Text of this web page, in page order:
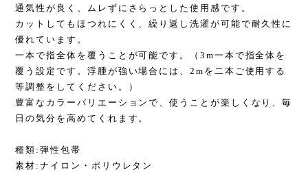
通気性が良く、ムレずにさらっとした使用感です。
カットしてもほつれにくく、繰り返し洗濯が可能で耐久性に
優れています。
一本で指全体を覆うことが可能です。（3m一本で指全体を
覆う設定です。浮腫が強い場合には、2mを二本ご使用する
等調整をしてください。）
豊富なカラーバリエーションで、使うことが楽しくなり、毎
日の気分を高めてくれます。
種類:弾性包帯
素材:ナイロン・ポリウレタン